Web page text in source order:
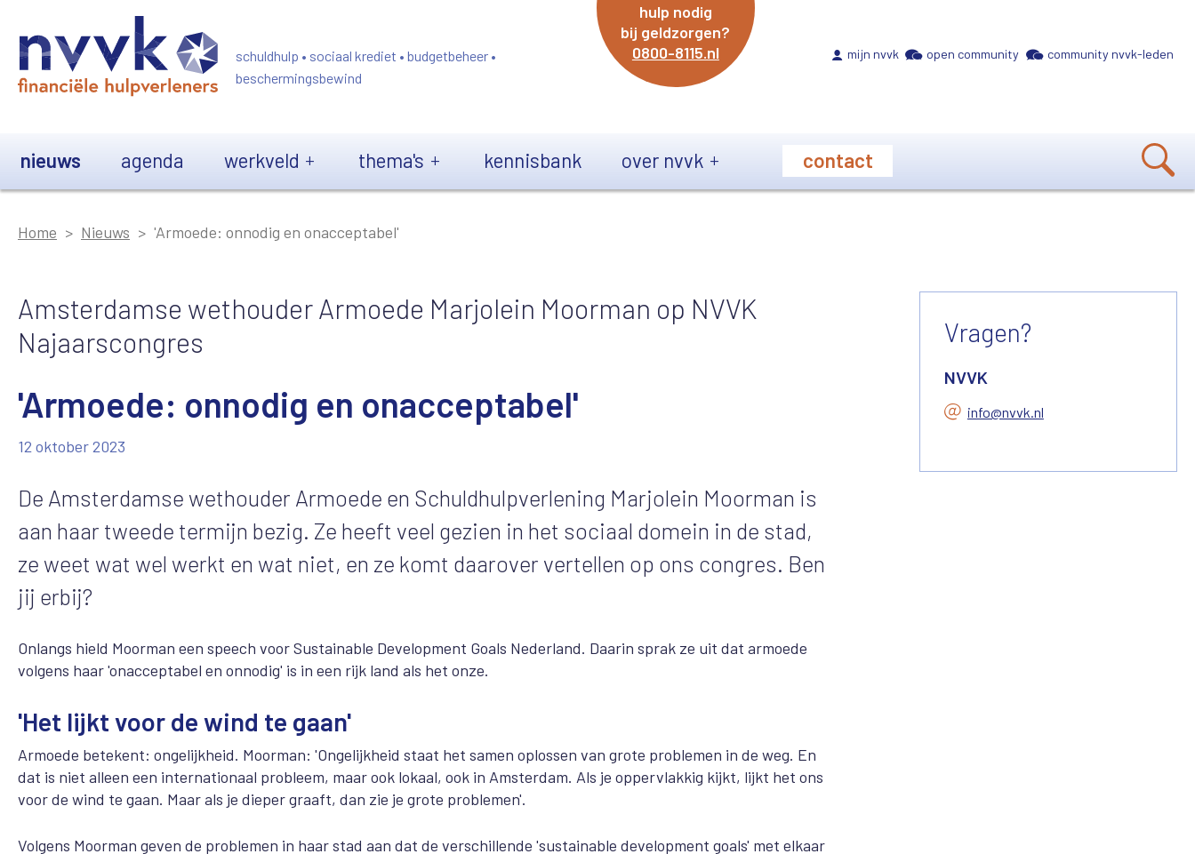
schuldhulp • sociaal krediet • budgetbeheer •
beschermingsbewind
hulp nodig
bij geldzorgen?
0800-8115.nl
mijn nvvk open community community nvvk-leden
nieuws agenda werkveld thema's kennisbank over nvvk contact
Home Nieuws 'Armoede: onnodig en onacceptabel'
Amsterdamse wethouder Armoede Marjolein Moorman op NVVK
Najaarscongres
'Armoede: onnodig en onacceptabel'
12 oktober 2023
De Amsterdamse wethouder Armoede en Schuldhulpverlening Marjolein Moorman is
aan haar tweede termijn bezig. Ze heeft veel gezien in het sociaal domein in de stad,
ze weet wat wel werkt en wat niet, en ze komt daarover vertellen op ons congres. Ben
jij erbij?
Onlangs hield Moorman een speech voor Sustainable Development Goals Nederland. Daarin sprak ze uit dat armoede
volgens haar 'onacceptabel en onnodig' is in een rijk land als het onze.
'Het lijkt voor de wind te gaan'
Armoede betekent: ongelijkheid. Moorman: 'Ongelijkheid staat het samen oplossen van grote problemen in de weg. En
dat is niet alleen een internationaal probleem, maar ook lokaal, ook in Amsterdam. Als je oppervlakkig kijkt, lijkt het ons
voor de wind te gaan. Maar als je dieper graaft, dan zie je grote problemen'.
Volgens Moorman geven de problemen in haar stad aan dat de verschillende 'sustainable development goals' met elkaar
Vragen?
NVVK
info@nvvk.nl